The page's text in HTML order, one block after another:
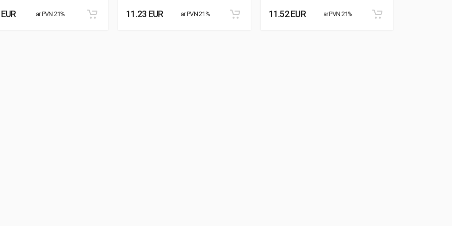
ar PVN 21% 11.23 EUR ar PVN 21% 11.52 EUR ar PVN 21%